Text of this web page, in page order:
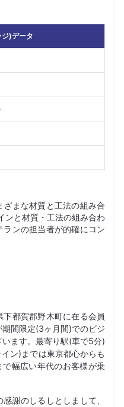
ジ)データ
まな材質と工法の組み合
ンと材質・工法の組み合わ
ンの担当者が的確にコン
都賀郡野木町に在る会員
間限定(3ヶ月間)でのビジ
ます。最寄り駅(車で5分)
ン)までは東京都心からも
幅広い年代のお客様が乗
謝のしるしとしまして、